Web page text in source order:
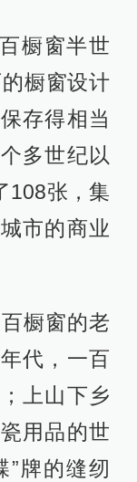
橱窗半世
橱窗设计
存得相当
多世纪以
108张，集
市的商业
橱窗的老
代，一百
上山下乡
用品的世
”牌的缝纫